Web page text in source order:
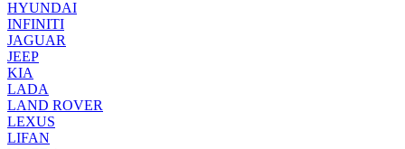
HYUNDAI
INFINITI
JAGUAR
JEEP
KIA
LADA
LAND ROVER
LEXUS
LIFAN